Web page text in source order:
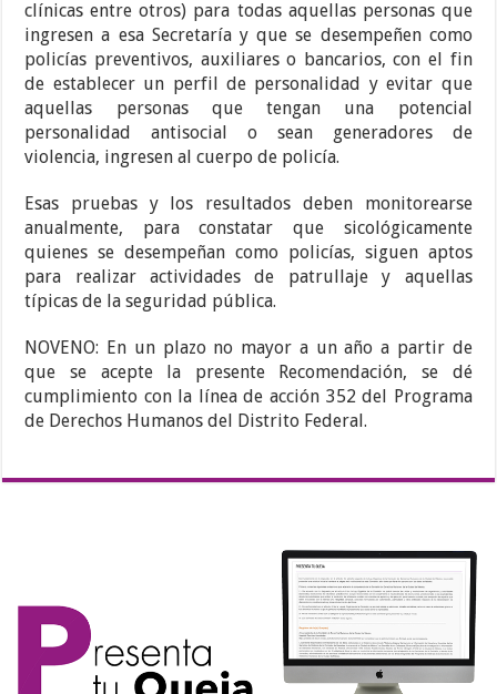
clínicas entre otros) para todas aquellas personas que
ingresen a esa Secretaría y que se desempeñen como
policías preventivos, auxiliares o bancarios, con el fin
de establecer un perfil de personalidad y evitar que
aquellas personas que tengan una potencial
personalidad antisocial o sean generadores de
violencia, ingresen al cuerpo de policía.
Esas pruebas y los resultados deben monitorearse
anualmente, para constatar que sicológicamente
quienes se desempeñan como policías, siguen aptos
para realizar actividades de patrullaje y aquellas
típicas de la seguridad pública.
NOVENO: En un plazo no mayor a un año a partir de
que se acepte la presente Recomendación, se dé
cumplimiento con la línea de acción 352 del Programa
de Derechos Humanos del Distrito Federal.